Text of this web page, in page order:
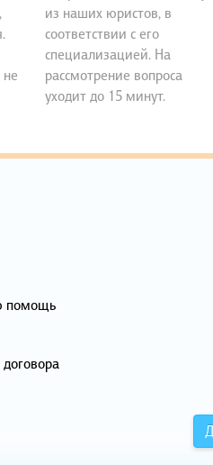
из наших юристов, в
соответствии с его
специализацией. На
рассмотрение вопроса
уходит до 15 минут.
помощь